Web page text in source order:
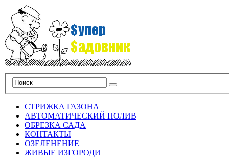
СТРИЖКА ГАЗОНА
АВТОМАТИЧЕСКИЙ ПОЛИВ
ОБРЕЗКА САДА
КОНТАКТЫ
ОЗЕЛЕНЕНИЕ
ЖИВЫЕ ИЗГОРОДИ